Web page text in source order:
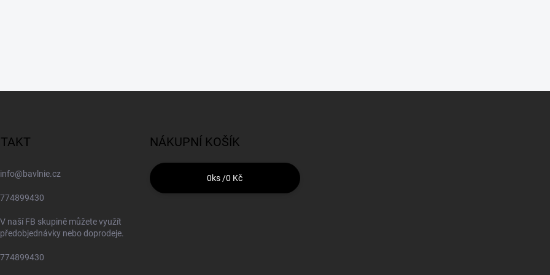
info@bavlnie.cz
774899430
V naší FB skupině můžete využít
předobjednávky nebo doprodeje.
774899430
NÁKUPNÍ KOŠÍK
0ks /0 Kč